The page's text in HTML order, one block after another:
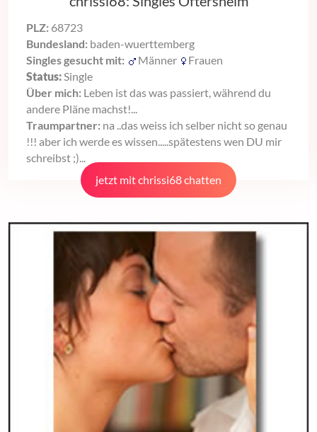
PLZ: 68723
Bundesland: baden-wuerttemberg
Singles gesucht mit:
Männer
Frauen
Status:Single
Über mich: Leben ist das was passiert, während du
andere Pläne machst!...
Traumpartner: na ..das weiss ich selber nicht so genau
!!! aber ich werde es wissen.....spätestens wen DU mir
schreibst ;)...
jetzt mit chrissi68 chatten